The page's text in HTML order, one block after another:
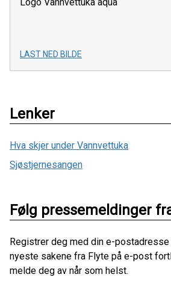
LAST NED BILDE
Lenker
Hva skjer under Vannvettuka
Sjøstjernesangen
Følg pressemeldinger
Registrer deg med din e-
nyeste sakene fra Flyte på e-post
melde deg av når som helst.